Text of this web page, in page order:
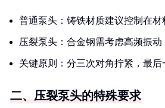
普通泵头：铸铁材质建议控制在材
压裂泵头：合金钢需考虑高频振动
关键原则：分三次对角拧紧，最后
二、压裂泵头的特殊要求